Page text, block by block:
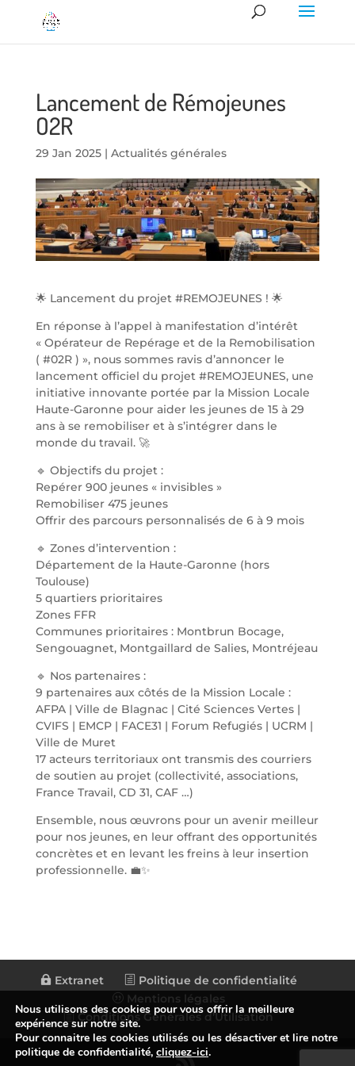
Lancement de Rémojeunes
O2R
29 Jan 2025| Actualités générales
🌟 Lancement du projet #REMOJEUNES ! 🌟
En réponse à l’appel à manifestation d’intérêt
« Opérateur de Repérage et de la Remobilisation
( #02R ) », nous sommes ravis d’annoncer le
lancement officiel du projet #REMOJEUNES, une
initiative innovante portée par la Mission Locale
Haute-Garonne pour aider les jeunes de 15 à 29
ans à se remobiliser et à s’intégrer dans le
monde du travail. 🚀
🔹 Objectifs du projet :
Repérer 900 jeunes « invisibles »
Remobiliser 475 jeunes
Offrir des parcours personnalisés de 6 à 9 mois
🔹 Zones d’intervention :
Département de la Haute-Garonne (hors
Toulouse)
5 quartiers prioritaires
Zones FFR
Communes prioritaires : Montbrun Bocage,
Sengouagnet, Montgaillard de Salies, Montréjeau
🔹 Nos partenaires :
9 partenaires aux côtés de la Mission Locale :
AFPA | Ville de Blagnac | Cité Sciences Vertes |
CVIFS | EMCP | FACE31 | Forum Refugiés | UCRM |
Ville de Muret
17 acteurs territoriaux ont transmis des courriers
de soutien au projet (collectivité, associations,
France Travail, CD 31, CAF …)
Ensemble, nous œuvrons pour un avenir meilleur
pour nos jeunes, en leur offrant des opportunités
concrètes et en levant les freins à leur insertion
professionnelle. 💼✨
Extranet
Politique de confidentialité
Mentions légales
Conditions Générales d’Utilisation
Nous utilisons des cookies pour vous offrir la meilleure
expérience sur notre site.
Pour connaitre les cookies utilisés ou les désactiver et lire notre
politique de confidentialité, cliquez-ici.